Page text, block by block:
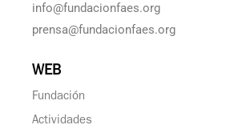
info@fundacionfaes.org
prensa@fundacionfaes.org
WEB
Fundación
Actividades